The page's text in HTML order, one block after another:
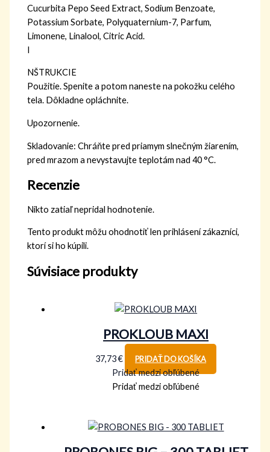
Cucurbita Pepo Seed Extract, Sodium Benzoate,
Potassium Sorbate, Polyquaternium-7, Parfum,
Limonene, Linalool, Citric Acid.
I
NŠTRUKCIE
Použitie. Spenite a potom naneste na pokožku celého
tela. Dôkladne opláchnite.
Upozornenie.
Skladovanie: Chráňte pred priamym slnečným žiarením,
pred mrazom a nevystavujte teplotám nad 40 °C.
Recenzie
Nikto zatiaľ nepridal hodnotenie.
Tento produkt môžu ohodnotiť len prihlásení zákazníci,
ktorí si ho kúpili.
Súvisiace produkty
PROKLOUB MAXI
37,73€ PRIDAŤ DO KOŠÍKA
Pridať medzi obľúbené
Pridať medzi obľúbené